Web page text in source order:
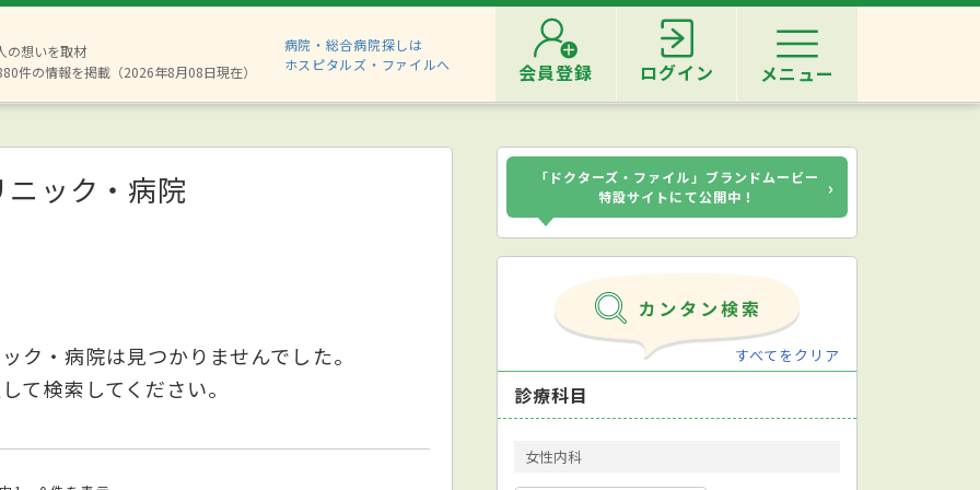
の想いを取材
件の情報を掲載（2026年8月08日現在）
病院・総合病院探しは
ホスピタルズ・ファイルへ
会員登録 ログイン メニュー
ニック・病院
ク・病院は見つかりませんでした。
て検索してください。
「ドクターズ・ファイル」ブランドムービー
特設サイトにて公開中！
›
すべてをクリア
診療科目
女性内科